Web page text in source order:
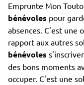
Emprunte Mon
bénévoles pour
absences. C'est une
rapport aux autres
bénévoles
des bons moments
occuper. C'est une